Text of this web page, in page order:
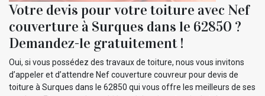
Votre devis pour votre toiture avec Nef
couverture à Surques dans le 62850 ?
Demandez-le gratuitement !
Oui, si vous possédez des travaux de toiture, nous vous invitons
d’appeler et d’attendre Nef couverture couvreur pour devis de
toiture à Surques dans le 62850 qui vous offre les meilleurs de ses